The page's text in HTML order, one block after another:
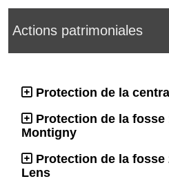
Actions patrimoniales
Protection de la
Protection de la fosse
Montigny
Protection de la
Lens